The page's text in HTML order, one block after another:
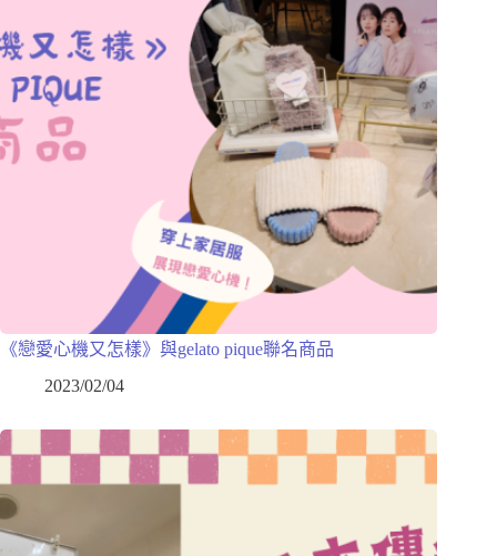
《戀愛心機又怎樣》與gelato pique聯名商品
2023/02/04